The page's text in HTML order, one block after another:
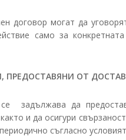
договор могат да
само за
ОТ
се задължава да
и да осигури
съгласно